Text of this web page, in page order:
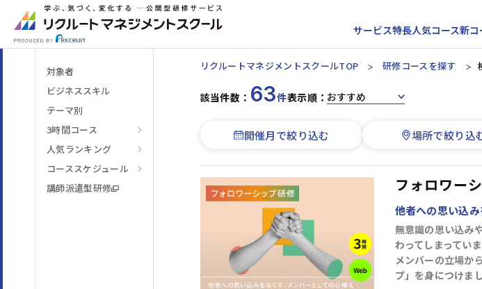
サービス特長人気コース新コ
階層・役割 からコースを探す
新入社員
階層別研修
ビジネスマナ
新入社員研修
若手社員
階層別研修 キャリアデザ
ビジネススキル研修
選択型研修
アセスメント研修
組織運営 目標
からコースを探す
日程から選ぶ
カレンダーから研修を選ぶ
開催形式から選ぶ
オンライン開催 会場開催
初めてのお客様へ
研修申し込みの流れ
研修効果UPのコツ
よくあるご質問
講師・トレーナーについて
オンライン研修
講師派遣
リクルートマネジメント
対象者
ビジネススキル
テーマ別
3時間コース
人気ランキング
コーススケジュール
講師派遣型研修
リクルートマネジメントスクールTOP 研修コースを探す
該当件数： 63件表示順：
開催月で絞り込む 場所で絞り込
フォロワー
他者への思い込
無意識の思い込み
わってしまってい
メンバーの立場か
プ」を身につけま